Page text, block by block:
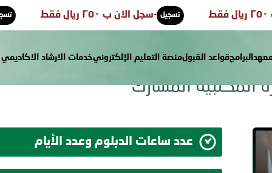
سجل الان ب ٢٥٠ ريال فقط- تسجيل ب ٢٥٠ ريال فقط
البرامجقواعد القبولمنصة التعليم الإلكترونيخدمات الارشاد الاكاديمي
المكتبية المشارك
عدد ساعات الدبلوم وعدد الأيام